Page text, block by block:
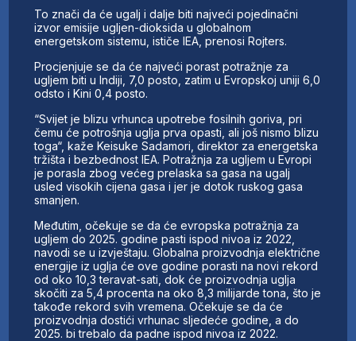
To znači da će ugalj i dalje biti najveći pojedinačni
izvor emisije ugljen-dioksida u globalnom
energetskom sistemu, ističe IEA, prenosi Rojters.
Procjenjuje se da će najveći porast potražnje za
ugljem biti u Indiji, 7,0 posto, zatim u Evropskoj uniji 6,0
odsto i Kini 0,4 posto.
“Svijet je blizu vrhunca upotrebe fosilnih goriva, pri
čemu će potrošnja uglja prva opasti, ali još nismo blizu
toga“, kaže Keisuke Sadamori, direktor za energetska
tržišta i bezbednost IEA. Potražnja za ugljem u Evropi
je porasla zbog većeg prelaska sa gasa na ugalj
usled visokih cijena gasa i jer je dotok ruskog gasa
smanjen.
Međutim, očekuje se da će evropska potražnja za
ugljem do 2025. godine pasti ispod nivoa iz 2022,
navodi se u izvještaju. Globalna proizvodnja električne
energije iz uglja će ove godine porasti na novi rekord
od oko 10,3 teravat-sati, dok će proizvodnja uglja
skočiti za 5,4 procenta na oko 8,3 milijarde tona, što je
takođe rekord svih vremena. Očekuje se da će
proizvodnja dostići vrhunac sljedeće godine, a do
2025. bi trebalo da padne ispod nivoa iz 2022.